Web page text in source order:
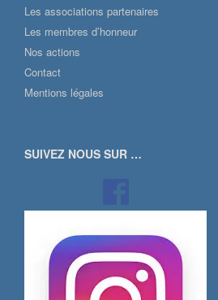
Les associations partenaires
Les membres d’honneur
Nos actions
Contact
Mentions légales
SUIVEZ NOUS SUR …